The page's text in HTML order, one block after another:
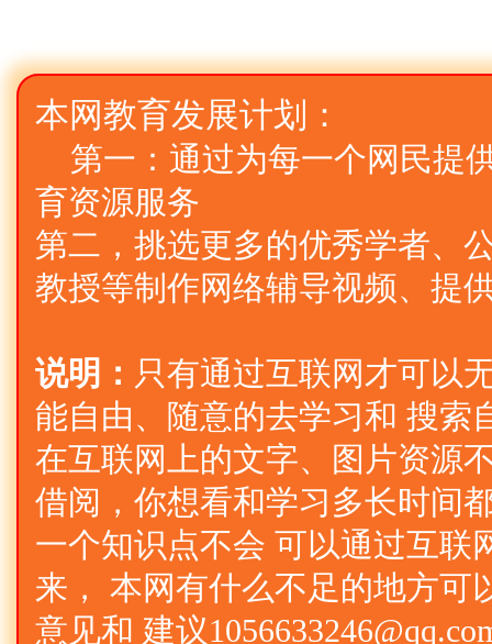
本网教育发展计划：
第一：通过为每一个网民提
育资源服务
第二，挑选更多的优秀学者、
教授等制作网络辅导视频、提
说明： 只有通过互联网才可以
能自由、随意的去学习和 搜索
在互联网上的文字、图片资源
借阅，你想看和学习多长时间
一个知识点不会 可以通过互联
来， 本网有什么不足的地方可
意见和 建议